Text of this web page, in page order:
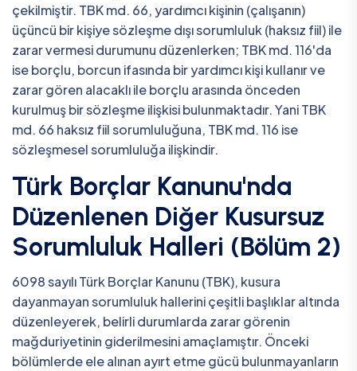
çekilmiştir. TBK md. 66, yardımcı kişinin (çalışanın)
üçüncü bir kişiye sözleşme dışı sorumluluk (haksız fiil) ile
zarar vermesi durumunu düzenlerken; TBK md. 116'da
ise borçlu, borcun ifasında bir yardımcı kişi kullanır ve
zarar gören alacaklı ile borçlu arasında önceden
kurulmuş bir sözleşme ilişkisi bulunmaktadır. Yani TBK
md. 66 haksız fiil sorumluluğuna, TBK md. 116 ise
sözleşmesel sorumluluğa ilişkindir.
Türk Borçlar Kanunu'nda
Düzenlenen Diğer Kusursuz
Sorumluluk Halleri (Bölüm 2)
6098 sayılı Türk Borçlar Kanunu (TBK), kusura
dayanmayan sorumluluk hallerini çeşitli başlıklar altında
düzenleyerek, belirli durumlarda zarar görenin
mağduriyetinin giderilmesini amaçlamıştır. Önceki
bölümlerde ele alınan ayırt etme gücü bulunmayanların